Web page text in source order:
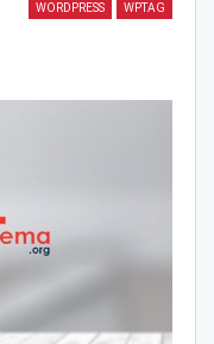
WORDPRESS WPTAG